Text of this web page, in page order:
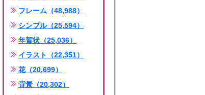
フレーム（48,988）
シンプル（25,594）
年賀状（25,036）
イラスト（22,351）
花（20,699）
背景（20,302）